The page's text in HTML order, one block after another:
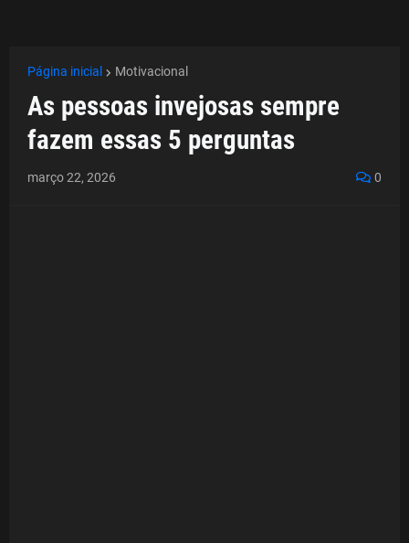
Página inicial Motivacional
As pessoas invejosas sempre
fazem essas 5 perguntas
março 22, 2026 0